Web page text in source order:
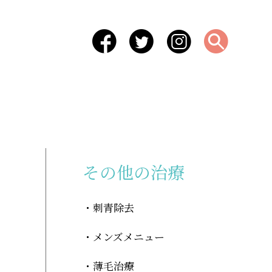
その他の治療
刺青除去
メンズメニュー
薄毛治療